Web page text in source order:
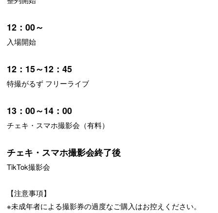
12：00～
入場開始
12：15～12：45
特撮がるず フリーライブ
13：00～14：00
チェキ・スマホ撮影会（有料）
チェキ・スマホ撮影会終了後
TikTok撮影会
【注意事項】
※未成年者による撮影券の過度なご購入はお控えください。